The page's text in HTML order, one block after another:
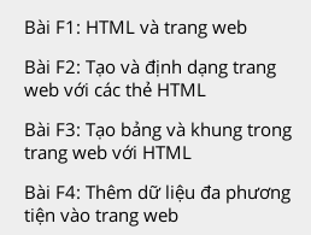
Bài F1: HTML và trang web
Bài F2: Tạo và định dạng trang
web với các thẻ HTML
Bài F3: Tạo bảng và khung trong
trang web với HTML
Bài F4: Thêm dữ liệu đa phương
tiện vào trang web